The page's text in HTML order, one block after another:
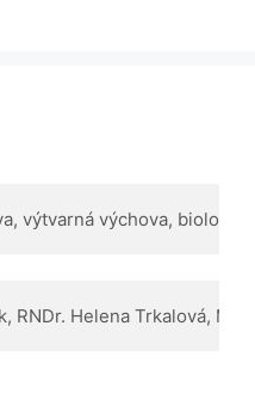
výtvarná výchova, biologie
RNDr. Helena Trkalová,